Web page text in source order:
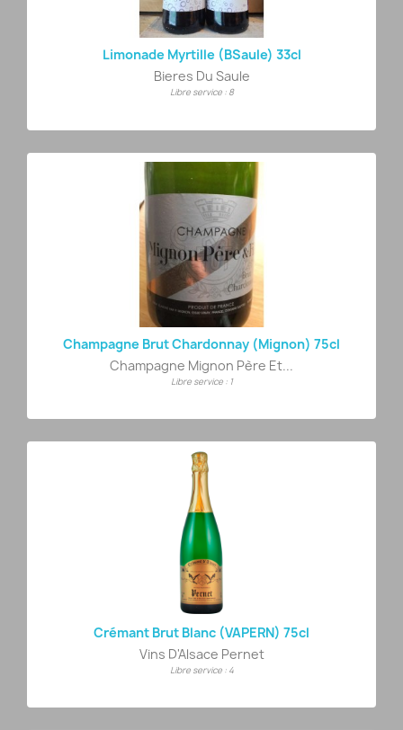
Limonade Myrtille (BSaule) 33cl
Bieres Du Saule
Libre service : 8
Champagne Brut Chardonnay (Mignon) 75cl
Champagne Mignon Père Et...
Libre service : 1
Crémant Brut Blanc (VAPERN) 75cl
Vins D'Alsace Pernet
Libre service : 4